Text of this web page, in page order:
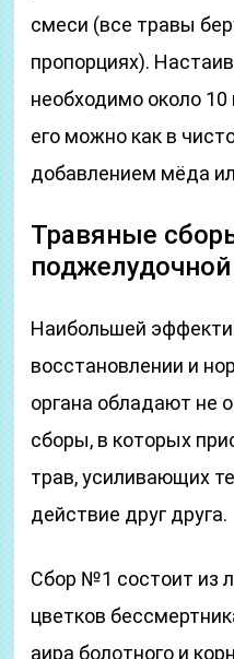
смеси (все травы
пропорциях).
необходимо около 10
его можно как в
добавлением мёда
Травяные
Наибольшей
восстановлении и
органа обладают не
сборы, в которых
трав, усиливающих
действие друг друга.
Сбор №1 состоит из
цветков
аира болотного и